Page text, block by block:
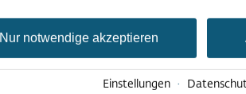
Nur notwendige akzeptieren
Einstellungen ·